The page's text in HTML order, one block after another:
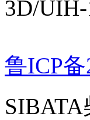
3D/
鲁ICP